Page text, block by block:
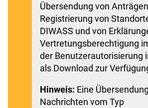
Übersendung von
Registrierung von
DIWASS und von
Vertretungsberechtigung
der Benutzerautorisierung
als Download zur
Hinweis: Eine
Nachrichten vom Typ